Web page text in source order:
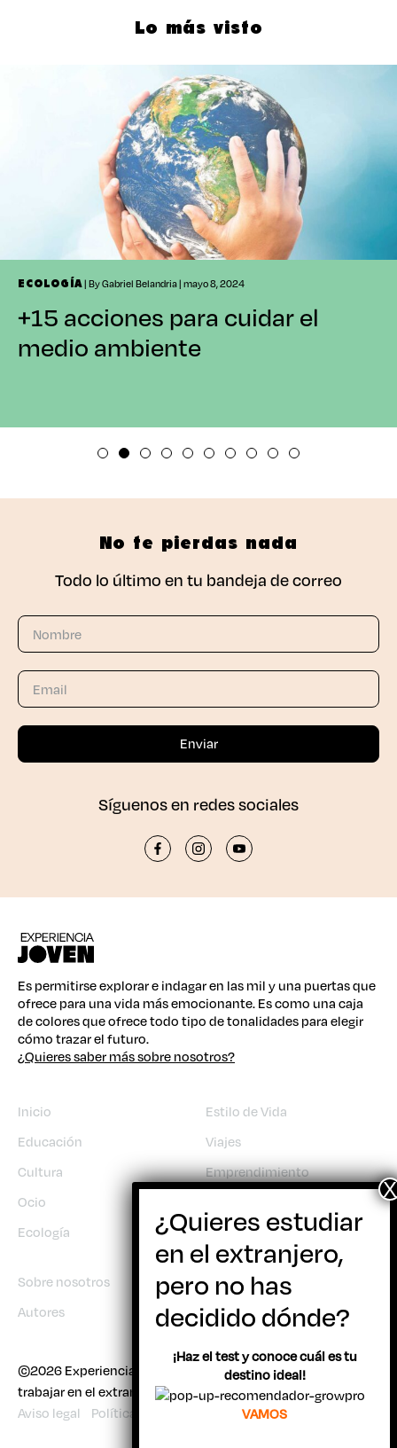
Lo más visto
ECOLOGÍA| By Gabriel Belandria | mayo 8, 2024
+15 acciones para cuidar el
medio ambiente
No te pierdas nada
Todo lo último en tu bandeja de correo
Síguenos en redes sociales
Es permitirse explorar e indagar en las mil y una puertas que
ofrece para una vida más emocionante. Es como una caja
de colores que ofrece todo tipo de tonalidades para elegir
cómo trazar el futuro.
¿Quieres saber más sobre nosotros?
Inicio
Educación
Cultura
Ocio
Ecología
Estilo de Vida
Viajes
Emprendimiento
Sobre nosotros
Autores
©2026 Experiencia Joven | Todo sobre viajar, estudiar y
trabajar en el extranjero
Aviso legal
Política de cookies
¡Haz el test y conoce cuál es tu
destino ideal!
VAMOS